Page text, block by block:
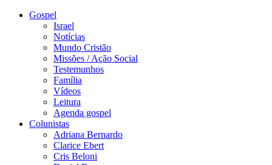
Gospel
Israel
Notícias
Mundo Cristão
Missões / Ação Social
Testemunhos
Família
Vídeos
Leitura
Agenda gospel
Colunistas
Adriana Bernardo
Clarice Ebert
Cris Beloni